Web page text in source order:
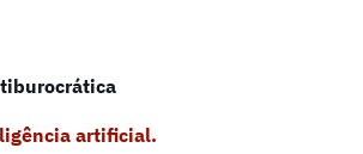
artificial.